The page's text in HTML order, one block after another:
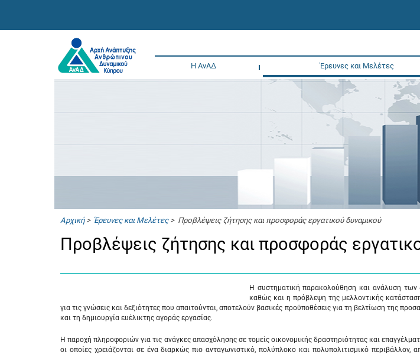
Η ΑνΑΔ Έρευνες και Μελέτες
Αρχική> Έρευνες και Μελέτες> Προβλέψεις ζήτησης και προσφοράς εργατικού δυναμικού
Προβλέψεις ζήτησης και προσφοράς
Η συστηματική παρακολούθηση και ανάλυση των
καθώς και η πρόβλεψη της μελλοντικής
για τις γνώσεις και δεξιότητες που απαιτούνται, αποτελούν βασικές προϋποθέσεις για τη βελτίωση της
και τη δημιουργία ευέλικτης αγοράς εργασίας.
Η παροχή πληροφοριών για τις ανάγκες απασχόλησης σε τομείς οικονομικής δραστηριότητας και
οι οποίες χρειάζονται σε ένα διαρκώς πιο ανταγωνιστικό, πολύπλοκο και πολυπολιτισμικό περιβάλλον,